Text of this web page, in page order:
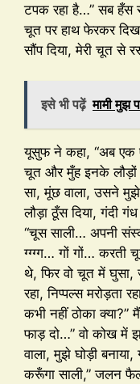
टपक रहा है…” सब हँस
चूत पर हाथ फेरकर
सौंप दिया, मेरी चूत से
इसे भी पढ़ें मामी मुझ
यूसुफ ने कहा, “अब एक
चूत और मुँह इनके लौड़ों
सा, मूंछ वाला, उसने मुझे
लौड़ा ठूँस दिया, गंदी
“चूस साली… अपनी
ग्ग्ग्ग… गों गों… करती
थे, फिर वो चूत में घुसा,
रहा, निप्पल्स मरोड़ता
कभी नहीं ठोका
फाड़ दो…” वो कोख में
वाला, मुझे घोड़ी बनाया,
करूँगा साली,” जलन